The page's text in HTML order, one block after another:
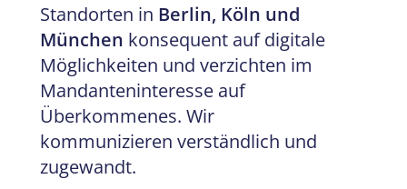
Standorten in Berlin, Köln und
München konsequent auf digitale
Möglichkeiten und verzichten im
Mandanteninteresse auf
Überkommenes. Wir
kommunizieren verständlich und
zugewandt.